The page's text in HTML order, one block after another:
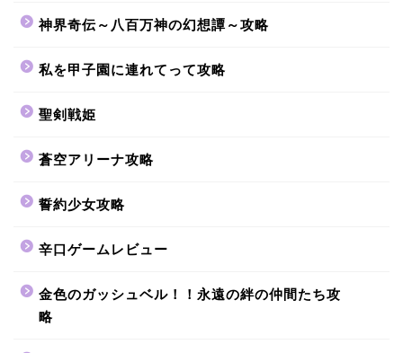
神界奇伝～八百万神の幻想譚～攻略
私を甲子園に連れてって攻略
聖剣戦姫
蒼空アリーナ攻略
誓約少女攻略
辛口ゲームレビュー
金色のガッシュベル！！永遠の絆の仲間たち攻
略